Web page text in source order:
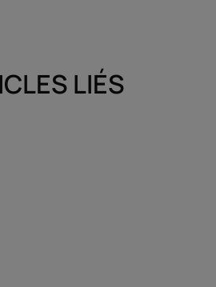
LIÉS